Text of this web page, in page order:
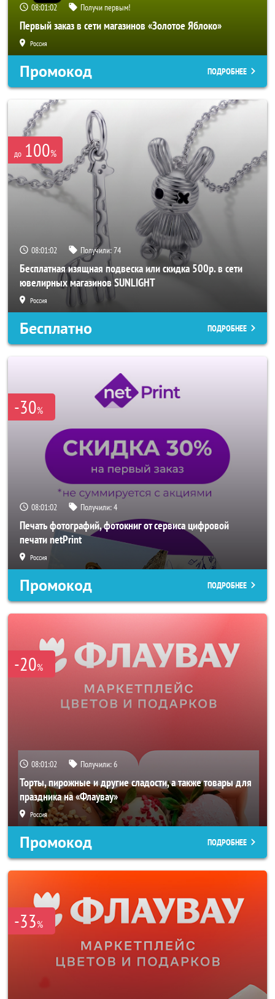
08:01:00 Получи первым!
Первый заказ в сети магазинов «Золотое Яблоко»
Россия
Промокод ПОДРОБНЕЕ
до 100%
08:01:00 Получили:74
Бесплатная изящная подвеска или скидка 500р. в сети
ювелирных магазинов SUNLIGHT
Россия
Бесплатно ПОДРОБНЕЕ
-30%
08:01:00 Получили:4
Печать фотографий, фотокниг от сервиса цифровой
печати netPrint
Россия
Промокод ПОДРОБНЕЕ
-20%
08:01:00 Получили:6
Торты, пирожные и другие сладости, а также товары для
праздника на «Флаувау»
Россия
Промокод ПОДРОБНЕЕ
-33%